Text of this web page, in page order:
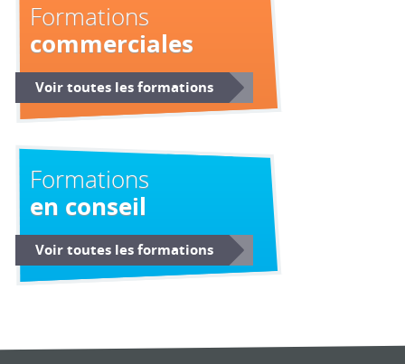
Formations
commerciales
Voir toutes les formations
Formations
en conseil
Voir toutes les formations